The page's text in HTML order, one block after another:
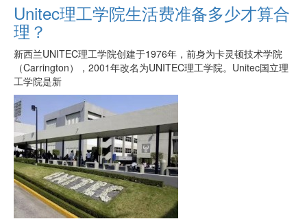
Unitec理工学院生活费准备多少才算合
理？
新西兰UNITEC理工学院创建于1976年，前身为卡灵顿技术学院
（Carrington），2001年改名为UNITEC理工学院。Unitec国立理
工学院是新